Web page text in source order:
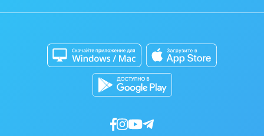
IT, Интернет
Консалтинговые и управленческие услуги
Культурные события, спорт, шоу-бизнес
Мебель, лес, деревообработка
Каталог приложений
Разработчикам приложений